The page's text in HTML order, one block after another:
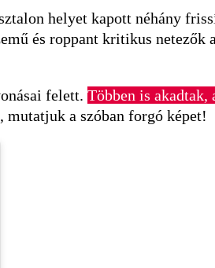
helyet kapott néhány
és roppant kritikus netezők
felett. Többen is akadtak,
a szóban forgó képet!